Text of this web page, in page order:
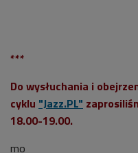
***
Do wysłuchania i
cyklu "Jazz.PL"
18.00-19.00.
mo